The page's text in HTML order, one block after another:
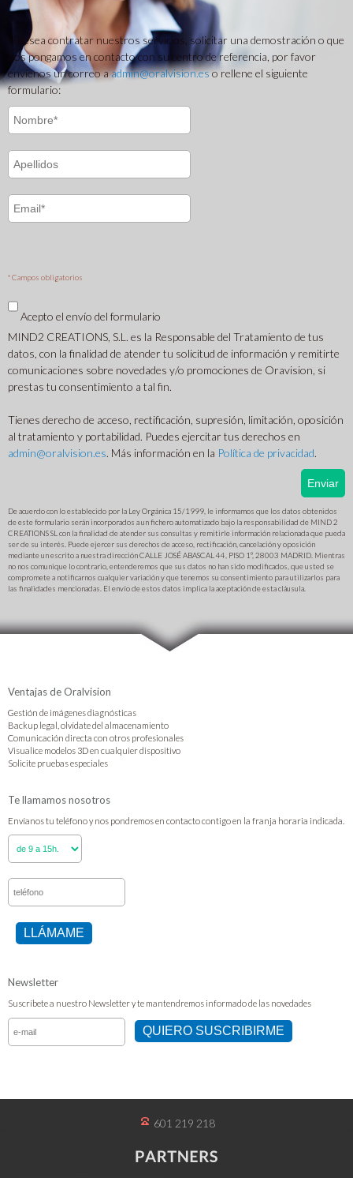
Si desea contratar nuestros servicios, solicitar una demostración o que
nos pongamos en contacto con su centro de referencia, por favor
envíenos un correo aadmin@oralvision.eso rellene el siguiente
formulario:
* Campos obligatorios
Acepto el envío del formulario
MIND2 CREATIONS, S.L. es la Responsable del Tratamiento de tus
datos, con la finalidad de atender tu solicitud de información y remitirte
comunicaciones sobre novedades y/o promociones de Oravision, si
prestas tu consentimiento a tal fin.
Tienes derecho de acceso, rectificación, supresión, limitación, oposición
al tratamiento y portabilidad. Puedes ejercitar tus derechos en
admin@oralvision.es. Más información en la Política de privacidad.
De acuerdo con lo establecido por la Ley Orgánica 15/1999, le informamos que los datos obtenidos
de este formulario serán incorporados a un fichero automatizado bajo la responsabilidad de MIND 2
CREATIONS SL con la finalidad de atender sus consultas y remitirle información relacionada que pueda
ser de su interés. Puede ejercer sus derechos de acceso, rectificación, cancelación y oposición
mediante un escrito a nuestra dirección CALLE JOSÉ ABASCAL 44, PISO 1º, 28003 MADRID. Mientras
no nos comunique lo contrario, entenderemos que sus datos no han sido modificados, que usted se
compromete a notificarnos cualquier variación y que tenemos su consentimiento para utilizarlos para
las finalidades mencionadas. El envío de estos datos implica la aceptación de esta cláusula.
Ventajas de Oralvision
Gestión de imágenes diagnósticas
Backup legal, olvídate del almacenamiento
Comunicación directa con otros profesionales
Visualice modelos 3D en cualquier dispositivo
Solicite pruebas especiales
Te llamamos nosotros
Envíanos tu teléfono y nos pondremos en contacto contigo en la franja horaria indicada.
LLÁMAME
Newsletter
Suscríbete a nuestro Newsletter y te mantendremos informado de las novedades
QUIERO SUSCRIBIRME
601 219 218